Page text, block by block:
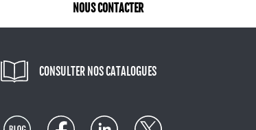
NOUS CONTACTER
CONSULTER NOS CATALOGUES